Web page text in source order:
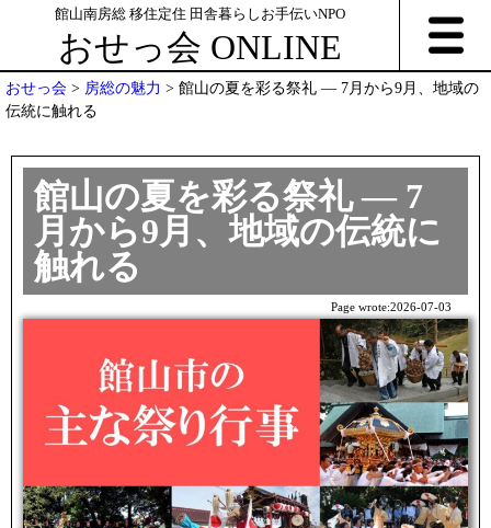
館山南房総 移住定住 田舎暮らしお手伝いNPO
おせっ会 ONLINE
おせっ会 > 房総の魅力 > 館山の夏を彩る祭礼 ― 7月から9月、地域の
伝統に触れる
館山の夏を彩る祭礼 ― 7
月から9月、地域の伝統に
触れる
Page wrote:2026-07-03